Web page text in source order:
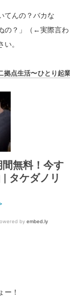
てんの？バカな
の？」（←実際言わ
。
ー！